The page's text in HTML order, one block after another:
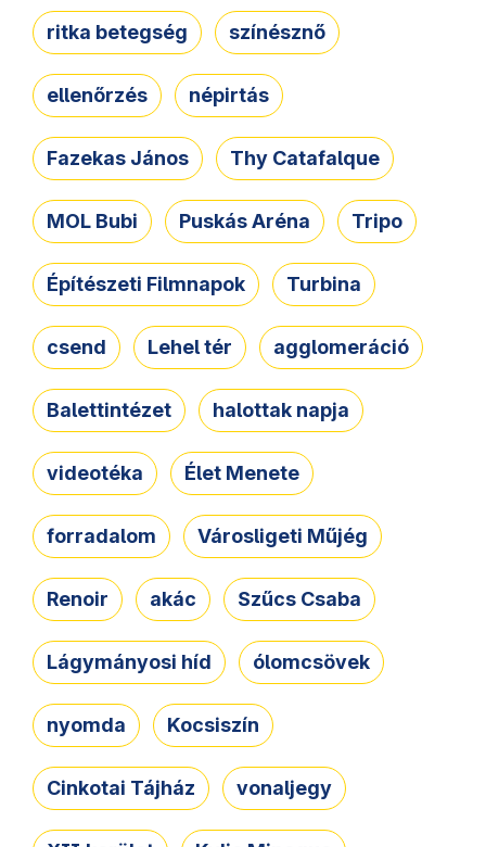
ritka betegség színésznő
ellenőrzés népirtás
Fazekas János Thy Catafalque
MOL Bubi Puskás Aréna Tripo
Építészeti Filmnapok Turbina
csend Lehel tér agglomeráció
Balettintézet halottak napja
videotéka Élet Menete
forradalom Városligeti Műjég
Renoir akác Szűcs Csaba
Lágymányosi híd ólomcsövek
nyomda Kocsiszín
Cinkotai Tájház vonaljegy